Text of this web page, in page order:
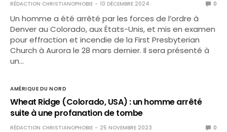
RÉDACTION CHRISTIANOPHOBIE 10 DÉCEMBRE 2024 0
Un homme a été arrêté par les forces de l’ordre à
Denver au Colorado, aux États-Unis, et mis en examen
pour effraction et incendie de la First Presbyterian
Church à Aurora le 28 mars dernier. Il sera présenté à
un…
AMÉRIQUE DU NORD
Wheat Ridge (Colorado, USA) : un homme arrêté
suite à une profanation de tombe
RÉDACTION CHRISTIANOPHOBIE 25 NOVEMBRE 2023 0